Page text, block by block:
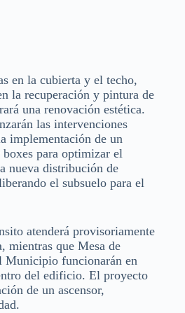
en la cubierta y el techo,
la recuperación y pintura de
una renovación estética.
las intervenciones
implementación de un
para optimizar el
nueva distribución de
el subsuelo para el
atenderá provisoriamente
mientras que Mesa de
Municipio funcionarán en
del edificio. El proyecto
de un ascensor,